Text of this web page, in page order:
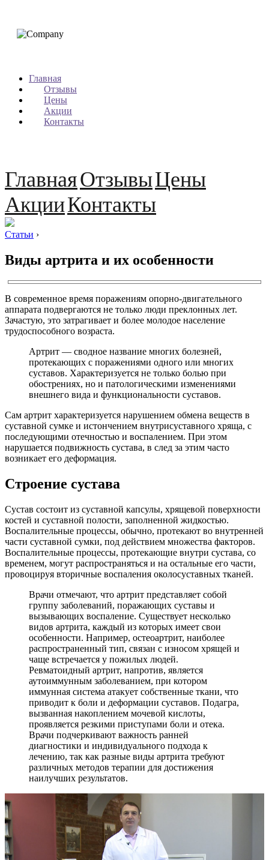
Главная
Отзывы
Цены
Акции
Контакты
ГлавнаяОтзывыЦены
АкцииКонтакты
Статьи ›
Виды артрита и их особенности
В современное время поражениям опорно-двигательного
аппарата подвергаются не только люди преклонных лет.
Зачастую, это затрагивает и более молодое население
трудоспособного возраста.
Артрит — сводное название многих болезней,
протекающих с поражениями одного или многих
суставов. Характеризуется не только болью при
обострениях, но и патологическими изменениями
внешнего вида и функциональности суставов.
Сам артрит характеризуется нарушением обмена веществ в
суставной сумке и истончением внутрисуставного хряща, с
последующими отечностью и воспалением. При этом
нарушается подвижность сустава, в след за этим часто
возникает его деформация.
Строение сустава
Сустав состоит из суставной капсулы, хрящевой поверхности
костей и суставной полости, заполненной жидкостью.
Воспалительные процессы, обычно, протекают во внутренней
части суставной сумки, под действием множества факторов.
Воспалительные процессы, протекающие внутри сустава, со
временем, могут распространяться и на остальные его части,
провоцируя вторичные воспаления околосуставных тканей.
Врачи отмечают, что артрит представляет собой
группу заболеваний, поражающих суставы и
вызывающих воспаление. Существует несколько
видов артрита, каждый из которых имеет свои
особенности. Например, остеоартрит, наиболее
распространенный тип, связан с износом хрящей и
чаще встречается у пожилых людей.
Ревматоидный артрит, напротив, является
аутоиммунным заболеванием, при котором
иммунная система атакует собственные ткани, что
приводит к боли и деформации суставов. Подагра,
вызванная накоплением мочевой кислоты,
проявляется резкими приступами боли и отека.
Врачи подчеркивают важность ранней
диагностики и индивидуального подхода к
лечению, так как разные виды артрита требуют
различных методов терапии для достижения
наилучших результатов.